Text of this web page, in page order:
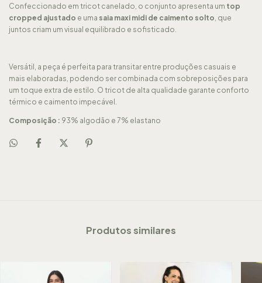
Confeccionado em tricot canelado, o conjunto apresenta um top
cropped ajustado e uma saia maxi midi de caimento solto, que
juntos criam um visual equilibrado e sofisticado.
Versátil, a peça é perfeita para transitar entre produções casuais e
mais elaboradas, podendo ser combinada com sobreposições para
um toque extra de estilo. O tricot de alta qualidade garante conforto
térmico e caimento impecável.
Composição : 93% algodão e 7% elastano
Produtos similares